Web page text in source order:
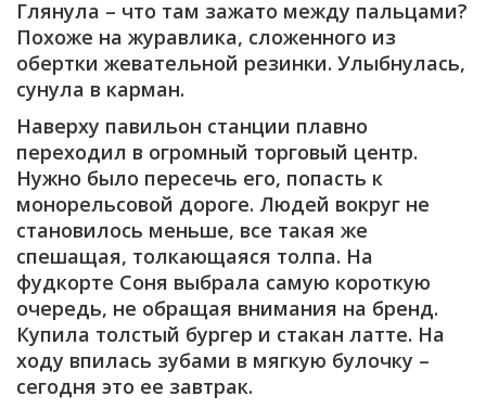
Глянула – что там зажато между пальцами?
Похоже на журавлика, сложенного из
обертки жевательной резинки. Улыбнулась,
сунула в карман.
Наверху павильон станции плавно
переходил в огромный торговый центр.
Нужно было пересечь его, попасть к
монорельсовой дороге. Людей вокруг не
становилось меньше, все такая же
спешащая, толкающаяся толпа. На
фудкорте Соня выбрала самую короткую
очередь, не обращая внимания на бренд.
Купила толстый бургер и стакан латте. На
ходу впилась зубами в мягкую булочку –
сегодня это ее завтрак.